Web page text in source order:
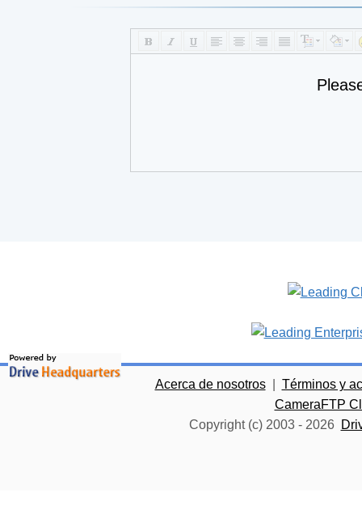
Acerca de nosotros
Términos y
CameraFTP
Copyright (c) 2003 - 2026